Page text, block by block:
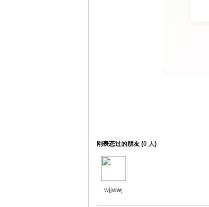
刚表态过的朋友 (0 人)
wjjwwj